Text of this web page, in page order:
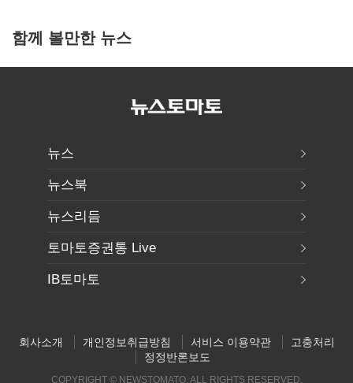
함께 볼만한 뉴스
뉴스
뉴스북
뉴스리듬
토마토증권통 Live
IB토마토
회사소개 개인정보취급방침 서비스 이용약관
고충처리
정정반론보도
COPYRIGHT © NEWSTOMATO. ALL RIGHTS RESERVED.